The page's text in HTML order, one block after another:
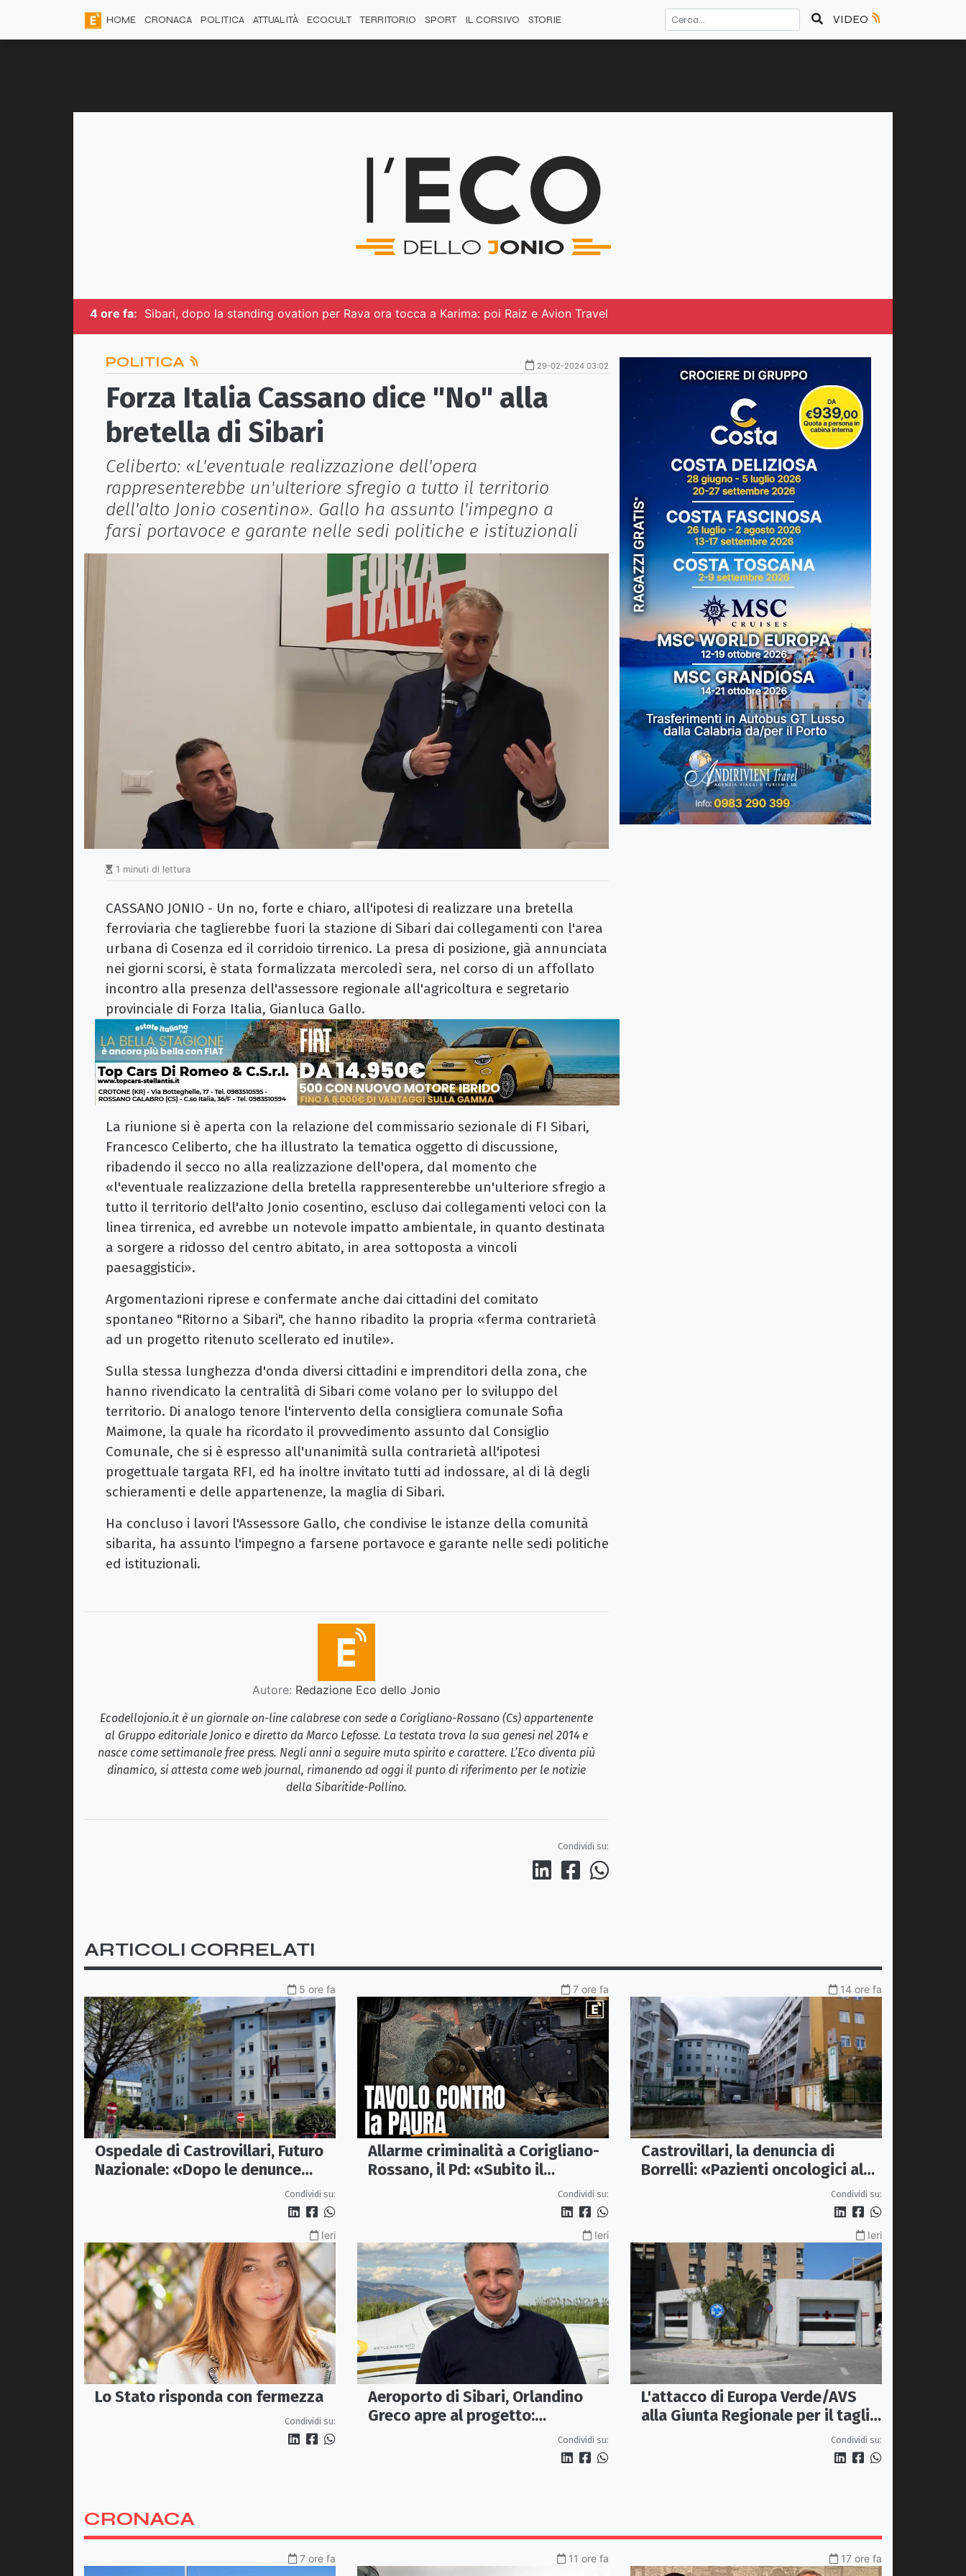
HOME CRONACA POLITICA ATTUALITÀ ECOCULT TERRITORIO SPORT IL CORSIVO STORIE VIDEO
4 ore fa: Sibari, dopo la standing ovation per Rava ora tocca a Karima: poi Raiz e Avion Travel
POLITICA 29-02-2024 03:02
Forza Italia Cassano dice "No" alla
bretella di Sibari
Celiberto: «L'eventuale realizzazione dell'opera
rappresenterebbe un'ulteriore sfregio a tutto il territorio
dell'alto Jonio cosentino». Gallo ha assunto l'impegno a
farsi portavoce e garante nelle sedi politiche e istituzionali
1 minuti di lettura
CASSANO JONIO - Un no, forte e chiaro, all'ipotesi di realizzare una bretella
ferroviaria che taglierebbe fuori la stazione di Sibari dai collegamenti con l'area
urbana di Cosenza ed il corridoio tirrenico. La presa di posizione, già annunciata
nei giorni scorsi, è stata formalizzata mercoledì sera, nel corso di un affollato
incontro alla presenza dell'assessore regionale all'agricoltura e segretario
provinciale di Forza Italia, Gianluca Gallo.
La riunione si è aperta con la relazione del commissario sezionale di FI Sibari,
Francesco Celiberto, che ha illustrato la tematica oggetto di discussione,
ribadendo il secco no alla realizzazione dell'opera, dal momento che
«l'eventuale realizzazione della bretella rappresenterebbe un'ulteriore sfregio a
tutto il territorio dell'alto Jonio cosentino, escluso dai collegamenti veloci con la
linea tirrenica, ed avrebbe un notevole impatto ambientale, in quanto destinata
a sorgere a ridosso del centro abitato, in area sottoposta a vincoli
paesaggistici».
Argomentazioni riprese e confermate anche dai cittadini del comitato
spontaneo "Ritorno a Sibari", che hanno ribadito la propria «ferma contrarietà
ad un progetto ritenuto scellerato ed inutile».
Sulla stessa lunghezza d'onda diversi cittadini e imprenditori della zona, che
hanno rivendicato la centralità di Sibari come volano per lo sviluppo del
territorio. Di analogo tenore l'intervento della consigliera comunale Sofia
Maimone, la quale ha ricordato il provvedimento assunto dal Consiglio
Comunale, che si è espresso all'unanimità sulla contrarietà all'ipotesi
progettuale targata RFI, ed ha inoltre invitato tutti ad indossare, al di là degli
schieramenti e delle appartenenze, la maglia di Sibari.
Ha concluso i lavori l'Assessore Gallo, che condivise le istanze della comunità
sibarita, ha assunto l'impegno a farsene portavoce e garante nelle sedi politiche
ed istituzionali.
Autore: Redazione Eco dello Jonio
Ecodellojonio.it è un giornale on-line calabrese con sede a Corigliano-Rossano (Cs) appartenente
al Gruppo editoriale Jonico e diretto da Marco Lefosse. La testata trova la sua genesi nel 2014 e
nasce come settimanale free press. Negli anni a seguire muta spirito e carattere. L’Eco diventa più
dinamico, si attesta come web journal, rimanendo ad oggi il punto di riferimento per le notizie
della Sibaritide-Pollino.
Condividi su:
ARTICOLI CORRELATI
5 ore fa
Ospedale di Castrovillari, Futuro
Nazionale: «Dopo le denunce
servono fatti, non passerelle»Condividi su:
7 ore fa
Allarme criminalità a Corigliano-
Rossano, il Pd: «Subito il
Comitato per la Sicurezza»Condividi su:
14 ore fa
Castrovillari, la denuncia di
Borrelli: «Pazienti oncologici al
Condividi su:
Ieri
Lo Stato risponda con fermezza
Condividi su:
Ieri
Aeroporto di Sibari, Orlandino
Greco apre al progetto:
Condividi su:
Ieri
L'attacco di Europa Verde/AVS
alla Giunta Regionale per il taglio
del'emodinamica di RossanoCondividi su:
CRONACA
7 ore fa 11 ore fa 17 ore fa